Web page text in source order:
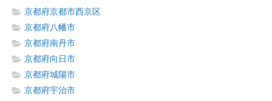
京都府京都市西京区
京都府八幡市
京都府南丹市
京都府向日市
京都府城陽市
京都府宇治市